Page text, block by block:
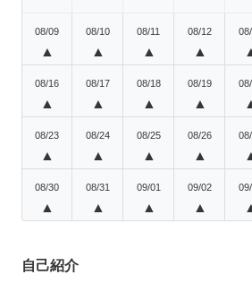
08/09
▲
08/10
▲
08/11
▲
08/12
▲
08/16
▲
08/17
▲
08/18
▲
08/19
▲
08/23
▲
08/24
▲
08/25
▲
08/26
▲
08/30
▲
08/31
▲
09/01
▲
09/02
▲
自己紹介